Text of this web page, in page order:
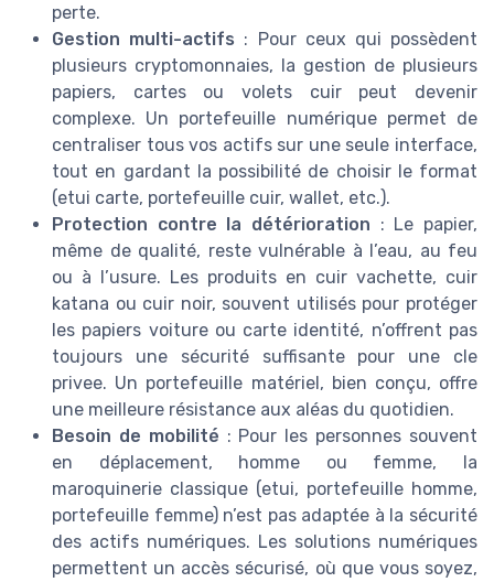
perte.
Gestion multi-actifs : Pour ceux qui possèdent
plusieurs cryptomonnaies, la gestion de plusieurs
papiers, cartes ou volets cuir peut devenir
complexe. Un portefeuille numérique permet de
centraliser tous vos actifs sur une seule interface,
tout en gardant la possibilité de choisir le format
(etui carte, portefeuille cuir, wallet, etc.).
Protection contre la détérioration : Le papier,
même de qualité, reste vulnérable à l’eau, au feu
ou à l’usure. Les produits en cuir vachette, cuir
katana ou cuir noir, souvent utilisés pour protéger
les papiers voiture ou carte identité, n’offrent pas
toujours une sécurité suffisante pour une cle
privee. Un portefeuille matériel, bien conçu, offre
une meilleure résistance aux aléas du quotidien.
Besoin de mobilité : Pour les personnes souvent
en déplacement, homme ou femme, la
maroquinerie classique (etui, portefeuille homme,
portefeuille femme) n’est pas adaptée à la sécurité
des actifs numériques. Les solutions numériques
permettent un accès sécurisé, où que vous soyez,